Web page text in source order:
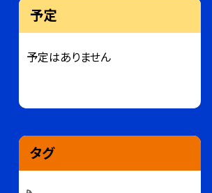
予定
予定はありません
タグ